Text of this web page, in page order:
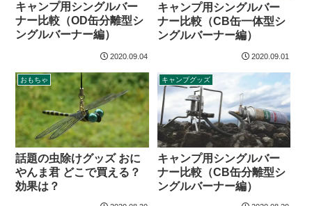
キャンプ用シングルバー
ナー比較（OD缶分離型シ
ングルバーナー編）
2020.09.04
キャンプ用シングルバー
ナー比較（CB缶一体型シ
ングルバーナー編）
2020.09.01
おもちゃ
話題の虫除けグッズ おに
やんま君 どこで買える？
効果は？
キャンプグッズ
キャンプ用シングルバー
ナー比較（CB缶分離型シ
ングルバーナー編）